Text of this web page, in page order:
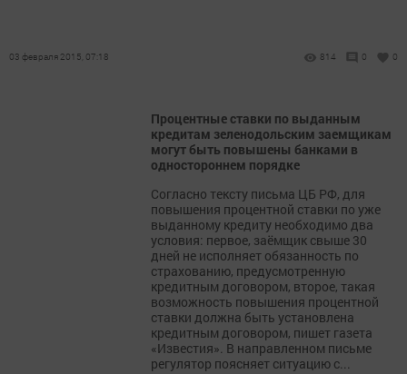
03 февраля 2015, 07:18 814 0 0
Процентные ставки по выданным
кредитам зеленодольским заемщикам
могут быть повышены банками в
одностороннем порядке
Согласно тексту письма ЦБ РФ, для
повышения процентной ставки по уже
выданному кредиту необходимо два
условия: первое, заёмщик свыше 30
дней не исполняет обязанность по
страхованию, предусмотренную
кредитным договором, второе, такая
возможность повышения процентной
ставки должна быть установлена
кредитным договором, пишет газета
«Известия». В направленном письме
регулятор поясняет ситуацию с...